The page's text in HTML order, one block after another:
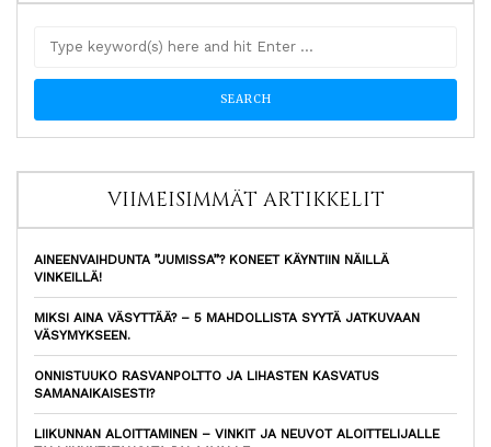
VIIMEISIMMÄT ARTIKKELIT
AINEENVAIHDUNTA ”JUMISSA”? KONEET KÄYNTIIN NÄILLÄ
VINKEILLÄ!
MIKSI AINA VÄSYTTÄÄ? – 5 MAHDOLLISTA SYYTÄ JATKUVAAN
VÄSYMYKSEEN.
ONNISTUUKO RASVANPOLTTO JA LIHASTEN KASVATUS
SAMANAIKAISESTI?
LIIKUNNAN ALOITTAMINEN – VINKIT JA NEUVOT ALOITTELIJALLE